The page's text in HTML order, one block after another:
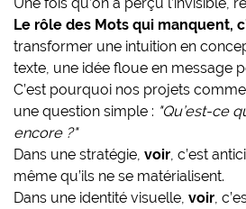
Le rôle des Mots qui manquent,
transformer une intuition en
texte, une idée floue en message
C’est pourquoi nos projets
une question simple : "Qu’est-ce
encore ?"
Dans une stratégie, voir , c’est
même qu’ils ne se matérialisent.
Dans une identité visuelle, voir ,